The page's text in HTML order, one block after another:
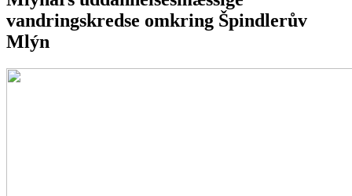
vandringskredse omkring Špindlerův
Mlýn